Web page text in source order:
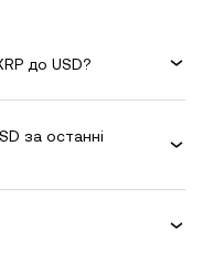
до USD?
за останні